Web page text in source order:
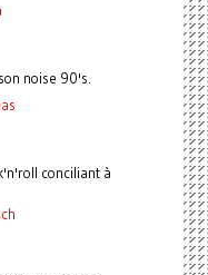
noise 90's.
conciliant à